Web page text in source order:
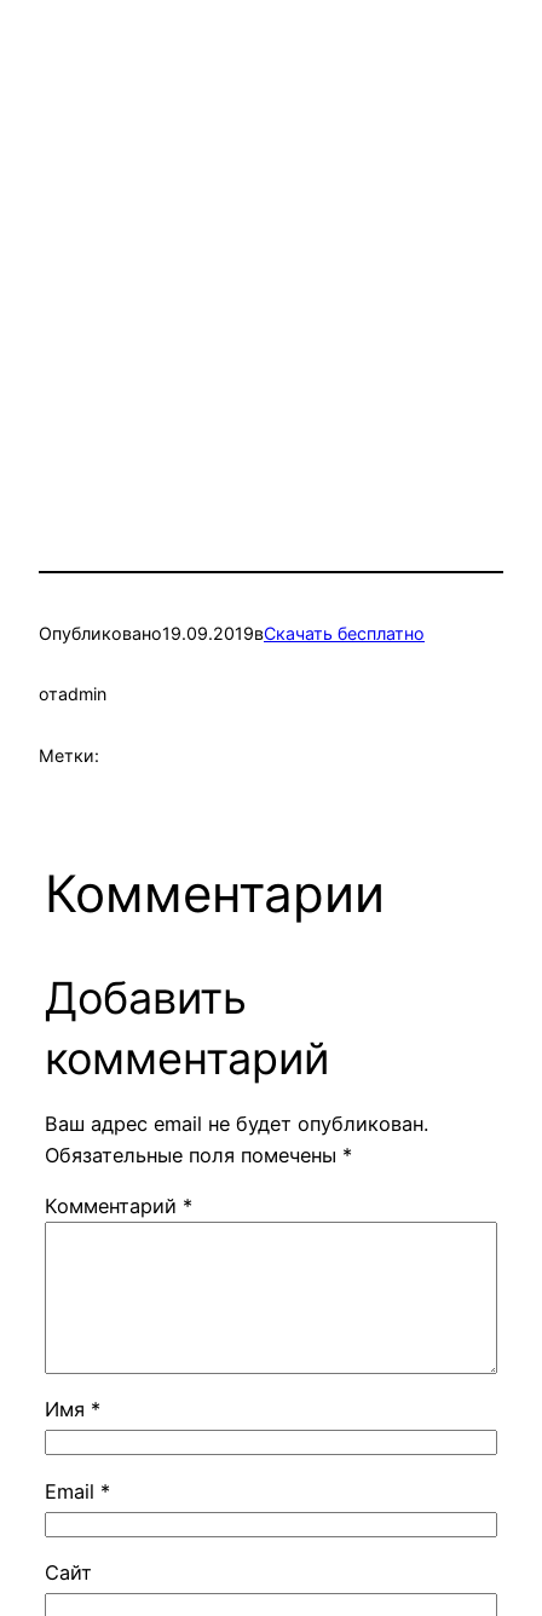
Опубликовано19.09.2019вСкачать бесплатно
отadmin
Метки:
Комментарии
Добавить
комментарий
Ваш адрес email не будет опубликован.
Обязательные поля помечены *
Комментарий *
Имя *
Email *
Сайт